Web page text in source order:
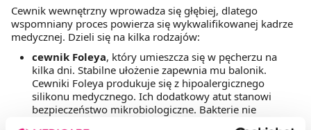
Cewnik wewnętrzny wprowadza się głębiej, dlatego
wspomniany proces powierza się wykwalifikowanej kadrze
medycznej. Dzieli się na kilka rodzajów:
cewnik Foleya, który umieszcza się w pęcherzu na
kilka dni. Stabilne ułożenie zapewnia mu balonik.
Cewniki Foleya produkuje się z hipoalergicznego
silikonu medycznego. Ich dodatkowy atut stanowi
bezpieczeństwo mikrobiologiczne. Bakterie nie